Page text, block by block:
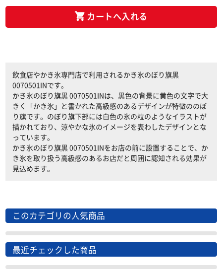
カートへ入れる
飲食店やかき氷専門店で利用されるかき氷のぼり旗黒
0070501INです。
かき氷のぼり旗黒 0070501INは、黒色の背景に黄色の文字で大
きく「かき氷」と書かれた高級感のあるデザインが特徴ののぼ
り旗です。のぼり旗下部には白色の氷の粒のようなイラストが
描かれており、涼やかな氷のイメージを表わしたデザインとな
っています。
かき氷のぼり旗黒 0070501INをお店の前に設置することで、か
き氷を取り扱う高級感のあるお店だと周囲に認知される効果が
見込めます。
このカテゴリの人気商品
最近チェックした商品